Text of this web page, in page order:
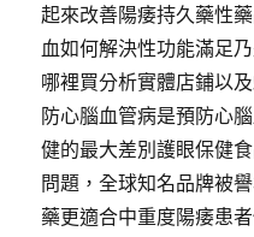
起來改善陽痿持久藥性
血如何解決性功能滿足
哪裡買分析實體店鋪以
防心腦血管病是預防心
健的最大差別護眼保健
問題，全球知名品牌被
藥更適合中重度陽痿患